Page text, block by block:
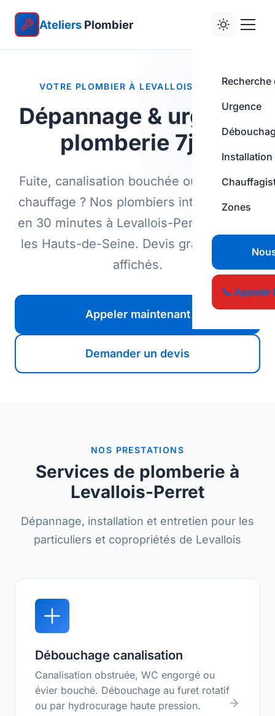
Ateliers Plombier
Recherche
Urgence
Installation
Zones
📞 Appeler
VOTRE PLOMBIER À LEVALLOIS-PERRET
Dépannage & urgence
plomberie 7j/7
Fuite, canalisation bouchée ou panne de
chauffage ? Nos plombiers interviennent
en 30 minutes à Levallois-Perret et dans
les Hauts-de-Seine. Devis gratuit, tarifs
affichés.
Appeler maintenant
Demander un devis
NOS PRESTATIONS
Services de plomberie à
Levallois-Perret
Dépannage, installation et entretien pour les
particuliers et copropriétés de Levallois
Débouchage canalisation
Canalisation obstruée, WC engorgé ou
évier bouché. Débouchage au furet rotatif
ou par hydrocurage haute pression.